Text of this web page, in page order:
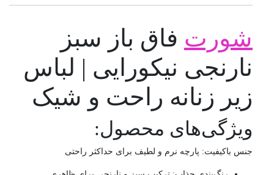
شورت فاق باز سبز
نارنجی نیکورایی | لباس
زیر زنانه راحت و شیک
ویژگی‌های محصول:
جنس باکیفیت: پارچه نرم و لطیف برای حداکثر راحتی